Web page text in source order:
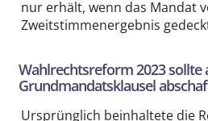
nur erhält, wenn das Mandat
Zweitstimmenergebnis
Wahlrechtsreform 2023 sollte
Grundmandatsklausel
Ursprünglich beinhaltete die